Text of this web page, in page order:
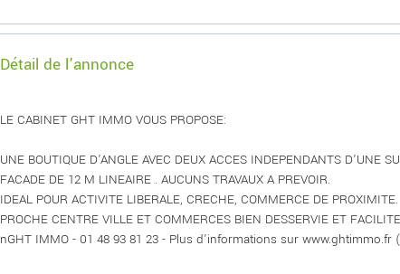
Détail de l'annonce
LE CABINET GHT IMMO VOUS PROPOSE:
UNE BOUTIQUE D'ANGLE AVEC DEUX ACCES INDEPENDANTS D'UNE
FACADE DE 12 M LINEAIRE . AUCUNS TRAVAUX A PREVOIR.
IDEAL POUR ACTIVITE LIBERALE, CRECHE, COMMERCE DE PROXIMITE.
PROCHE CENTRE VILLE ET COMMERCES BIEN DESSERVIE ET
nGHT IMMO - 01 48 93 81 23 - Plus d'informations sur www.ghtimmo.fr